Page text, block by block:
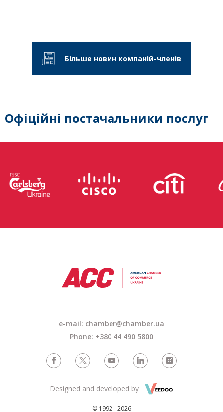
Більше новин компаній-членів
Офіційні постачальники послуг
e-mail: chamber@chamber.ua
Phone: +380 44 490 5800
© 1992 - 2026
Designed and developed by